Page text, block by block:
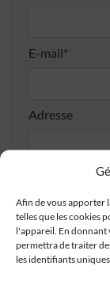
Afin de vous apporter
telles que les cookies
l'appareil. En donnant
permettra de traiter
les identifiants uniques
E-mail*
Adresse
Code postal*